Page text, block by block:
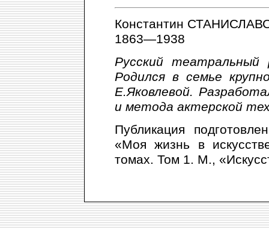
Константин
1863—1938
Русский театральный
Родился в семье
Е.Яковлевой.
и метода актерской
Публикация
«Моя жизнь в
томах. Том 1. М.,